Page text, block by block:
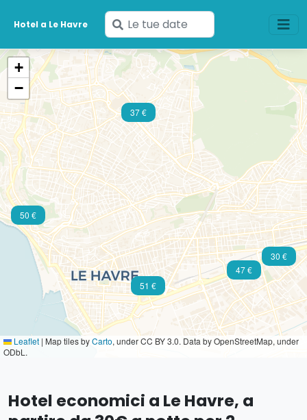
Hotel a Le Havre
Inserisci
le
tue
date
30 €
37 €
47 €
50 €
51 €
+
−
Leaflet | Map tiles byCarto, under CC BY 3.0. Data by OpenStreetMap, under
ODbL.
Hotel economici a Le Havre, a